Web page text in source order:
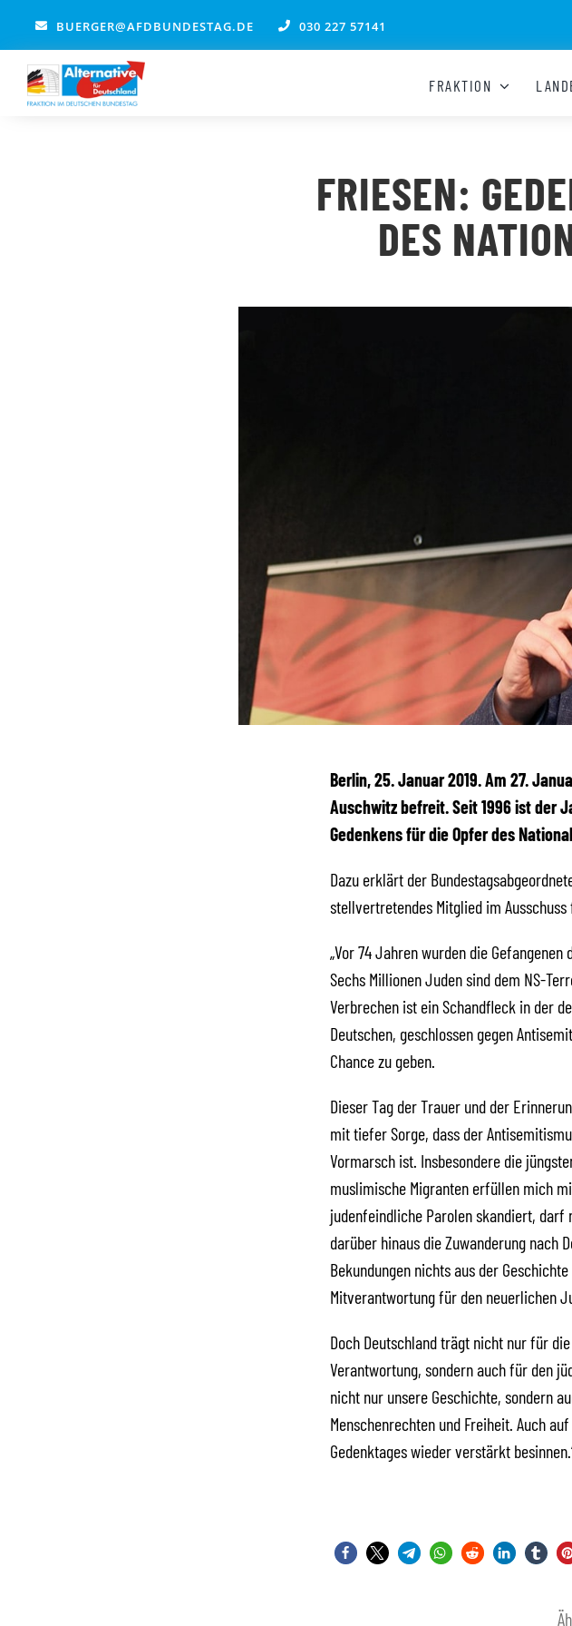
springen
BUERGER@AFDBUNDESTAG.DE 030 227 57141
FRAKTION
FRIESEN:
DES
Berlin, 25. Januar 2019. Am 27.
Auschwitz befreit. Seit 1996 ist der
Gedenkens für die Opfer des
Dazu erklärt der
stellvertretendes Mitglied im
„Vor 74 Jahren wurden die
Sechs Millionen Juden sind dem NS-
Verbrechen ist ein Schandfleck in der
Deutschen, geschlossen gegen
Chance zu geben.
Dieser Tag der Trauer und der
mit tiefer Sorge, dass der
Vormarsch ist. Insbesondere die
muslimische Migranten erfüllen mich
judenfeindliche Parolen skandiert, darf
darüber hinaus die Zuwanderung nach
Bekundungen nichts aus der
Mitverantwortung für den neuerlichen
Doch Deutschland trägt nicht nur für
Verantwortung, sondern auch für den
nicht nur unsere Geschichte, sondern
Menschenrechten und Freiheit. Auch
Gedenktages wieder verstärkt